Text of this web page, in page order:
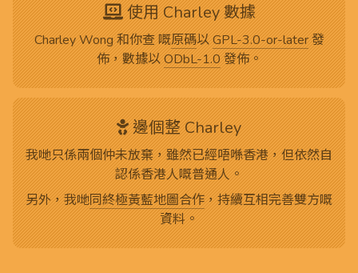
使用 Charley 數據
Charley Wong 和你查 嘅原碼以GPL-3.0-or-later發
佈，數據以ODbL-1.0發佈。
邊個整 Charley
我哋只係兩個仲未放棄，雖然已經唔喺香港，但依然自
認係香港人嘅普通人。
另外，我哋同終極黃藍地圖合作，持續互相完善雙方嘅
資料。